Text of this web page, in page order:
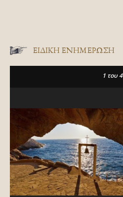
ΕΙΔΙΚΉ ΕΝΗΜΈΡΩΣΗ
1 του 4